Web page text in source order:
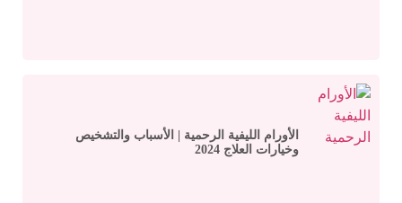
الأورام الليفية الرحمية | الأسباب والتشخيص
وخيارات العلاج 2024